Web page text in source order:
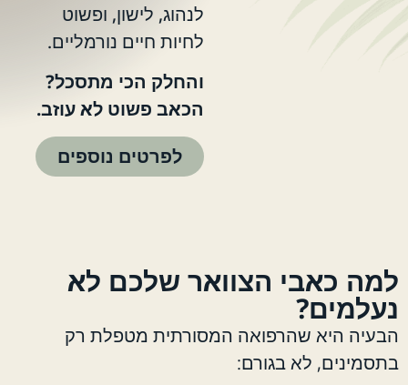
לנהוג, לישון, ופשוט
לחיות חיים נורמליים.
והחלק הכי מתסכל?
הכאב פשוט לא עוזב.
לפרטים נוספים
למה כאבי הצוואר שלכם לא
נעלמים?
הבעיה היא שהרפואה המסורתית מטפלת רק
בתסמינים, לא בגורם: